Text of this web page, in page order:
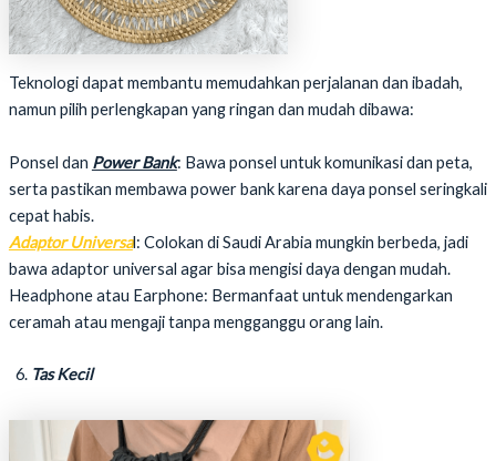
Teknologi dapat membantu memudahkan perjalanan dan ibadah,
namun pilih perlengkapan yang ringan dan mudah dibawa:
Ponsel dan Power Bank: Bawa ponsel untuk komunikasi dan peta,
serta pastikan membawa power bank karena daya ponsel seringkali
cepat habis.
Adaptor Universal: Colokan di Saudi Arabia mungkin berbeda, jadi
bawa adaptor universal agar bisa mengisi daya dengan mudah.
Headphone atau Earphone: Bermanfaat untuk mendengarkan
ceramah atau mengaji tanpa mengganggu orang lain.
Tas Kecil